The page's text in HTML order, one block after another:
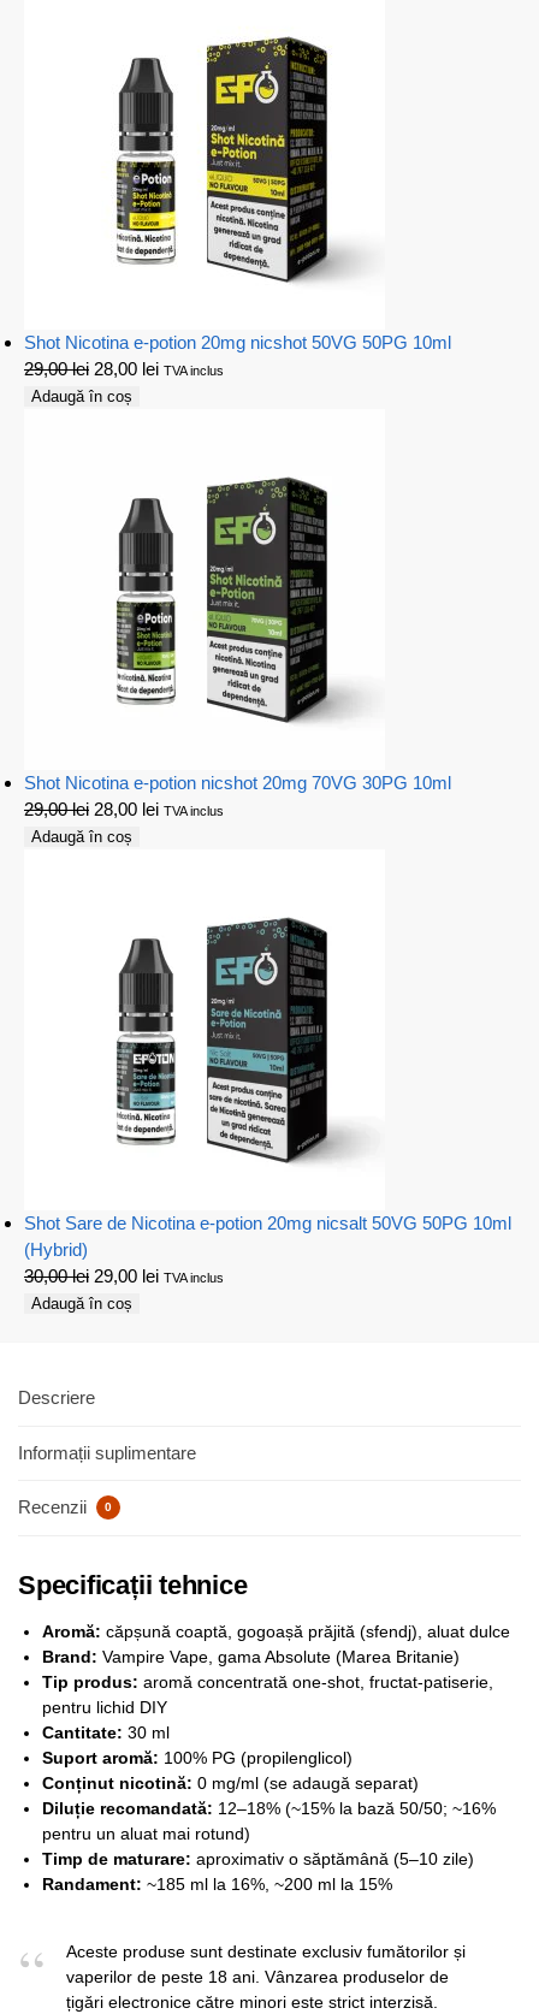
Shot Nicotina e-potion 20mg nicshot 50VG 50PG 10ml
29,00lei 28,00 lei TVA inclus
Adaugă în coș
Shot Nicotina e-potion nicshot 20mg 70VG 30PG 10ml
29,00lei 28,00 lei TVA inclus
Adaugă în coș
Shot Sare de Nicotina e-potion 20mg nicsalt 50VG 50PG 10ml
(Hybrid)
30,00lei 29,00 lei TVA inclus
Adaugă în coș
Descriere
Informații suplimentare
Recenzii 0
Specificații tehnice
Aromă: căpșună coaptă, gogoașă prăjită (sfendj), aluat dulce
Brand: Vampire Vape, gama Absolute (Marea Britanie)
Tip produs: aromă concentrată one-shot, fructat-patiserie,
pentru lichid DIY
Cantitate: 30 ml
Suport aromă: 100% PG (propilenglicol)
Conținut nicotină: 0 mg/ml (se adaugă separat)
Diluție recomandată: 12–18% (~15% la bază 50/50; ~16%
pentru un aluat mai rotund)
Timp de maturare: aproximativ o săptămână (5–10 zile)
Randament: ~185 ml la 16%, ~200 ml la 15%
Aceste produse sunt destinate exclusiv fumătorilor și
vaperilor de peste 18 ani. Vânzarea produselor de
țigări electronice către minori este strict interzisă.